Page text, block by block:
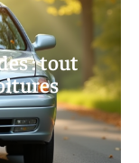
: tout